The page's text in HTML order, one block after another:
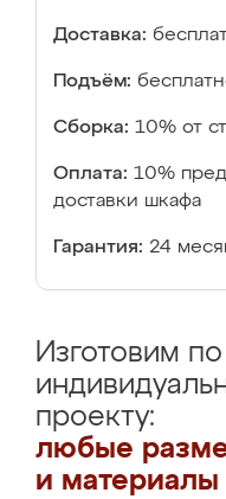
Доставка:
Подъём:
Сборка: 10% от
Оплата: 10%
доставки шкафа
Гарантия: 24
Изготовим по
проекту:
любые
и материалы